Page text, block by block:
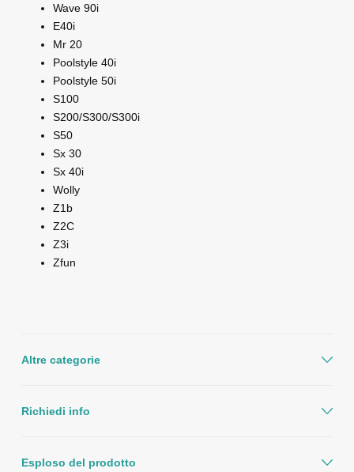
Wave 90i
E40i
Mr 20
Poolstyle 40i
Poolstyle 50i
S100
S200/S300/S300i
S50
Sx 30
Sx 40i
Wolly
Z1b
Z2C
Z3i
Zfun
Altre categorie
Richiedi info
Esploso del prodotto